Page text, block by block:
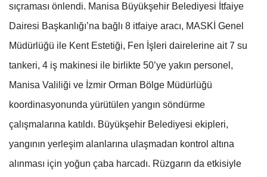
sıçraması önlendi. Manisa Büyükşehir Belediyesi İtfaiye
Dairesi Başkanlığı’na bağlı 8 itfaiye aracı, MASKİ Genel
Müdürlüğü ile Kent Estetiği, Fen İşleri dairelerine ait 7 su
tankeri, 4 iş makinesi ile birlikte 50’ye yakın personel,
Manisa Valiliği ve İzmir Orman Bölge Müdürlüğü
koordinasyonunda yürütülen yangın söndürme
çalışmalarına katıldı. Büyükşehir Belediyesi ekipleri,
yangının yerleşim alanlarına ulaşmadan kontrol altına
alınması için yoğun çaba harcadı. Rüzgarın da etkisiyle